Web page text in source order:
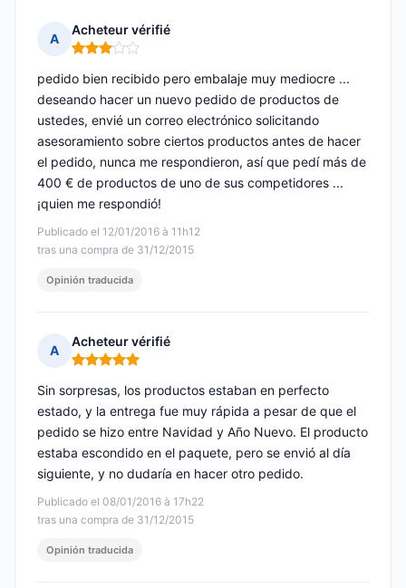
A
Acheteur vérifié
Nota: 3 de 5
Publicado el 12/01/2016 à 11h12
tras una compra de 31/12/2015
pedido bien recibido pero embalaje muy mediocre ...
deseando hacer un nuevo pedido de productos de
ustedes, envié un correo electrónico solicitando
asesoramiento sobre ciertos productos antes de hacer
el pedido, nunca me respondieron, así que pedí más de
400 € de productos de uno de sus competidores ...
¡quien me respondió!
Opinión traducida
A
Acheteur vérifié
Nota: 5 de 5
Publicado el 08/01/2016 à 17h22
tras una compra de 31/12/2015
Sin sorpresas, los productos estaban en perfecto
estado, y la entrega fue muy rápida a pesar de que el
pedido se hizo entre Navidad y Año Nuevo. El producto
estaba escondido en el paquete, pero se envió al día
siguiente, y no dudaría en hacer otro pedido.
Opinión traducida